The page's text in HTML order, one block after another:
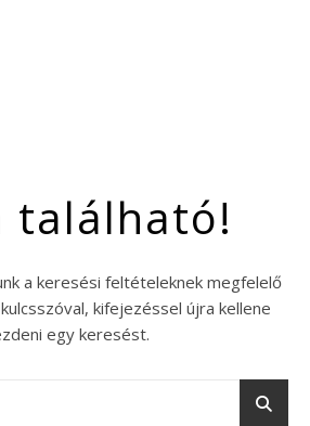
található!
a keresési feltételeknek megfelelő
kifejezéssel újra kellene
egy keresést.